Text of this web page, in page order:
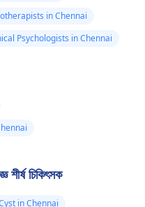
in Chennai
Psychologists in Chennai
শীর্ষ চিকিৎসক
in Chennai